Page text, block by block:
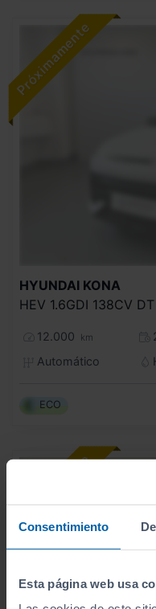
Consentimiento
Esta página web usa
HYUNDAI KONA
HEV 1.6GDI 138CV
12.000 km
Automático
ECO